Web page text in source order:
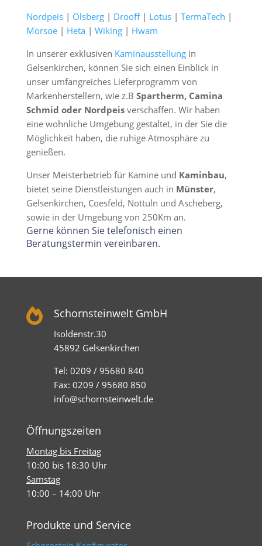
Nordpeis| Olsberg| Drooff| Lotus| TermaTech |
Morsoe| Heta| Wiking| Hwam
In unserer exklusiven Kaminausstellungin
Gelsenkirchen, können Sie sich einen Einblick in
unser umfangreiches Lieferprogramm von
Markenherstellern, wie z.B Spartherm, Camina
Schmid oder Nordpeisverschaffen. Wir haben
eine wohnliche Umgebung gestaltet, in der Sie die
Möglichkeit haben, die ruhige Atmosphäre zu
genießen.
Unser Meisterbetrieb für Kamine und Kaminbau,
bietet seine Dienstleistungen auch in Münster,
Gelsenkirchen, Coesfeld, Nottuln und Ascheberg,
sowie in der Umgebung von 250Km an.
Gerne können Sie telefonisch einen
Beratungstermin vereinbaren.
 Schornsteinwelt GmbH
Isoldenstr.30
45892 Gelsenkirchen
Tel: 0209 / 95680 840
Fax: 0209 / 95680 850
info@schornsteinwelt.de
Öffnungszeiten
Montag bis Freitag
10:00 bis 18:30 Uhr
Samstag
10:00 – 14:00 Uhr
Produkte und Service